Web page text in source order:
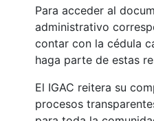
Para acceder al
administrativo
contar con la cédula
haga parte de estas
El IGAC reitera su
procesos